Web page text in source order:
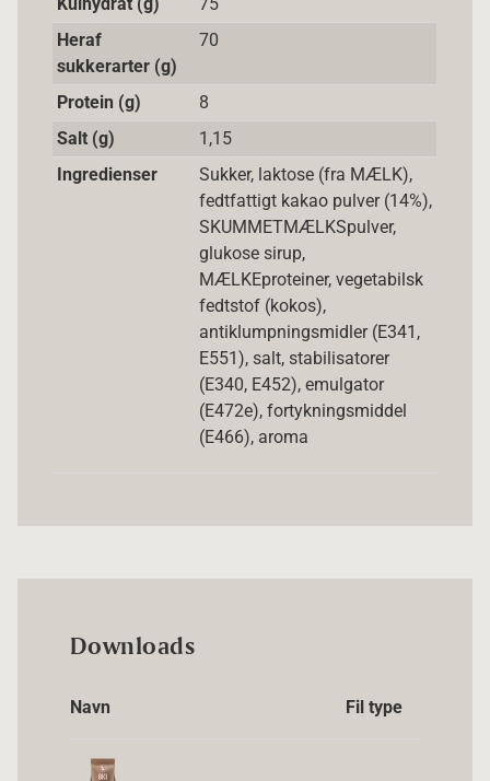
Heraf
sukkerarter (g)
70
Protein (g)
8
Salt (g)
1,15
Ingredienser
Sukker, laktose (fra MÆLK),
fedtfattigt kakao pulver (14%),
SKUMMETMÆLKSpulver,
glukose sirup,
MÆLKEproteiner, vegetabilsk
fedtstof (kokos),
antiklumpningsmidler (E341,
E551), salt, stabilisatorer
(E340, E452), emulgator
(E472e), fortykningsmiddel
(E466), aroma
Downloads
Navn Fil type